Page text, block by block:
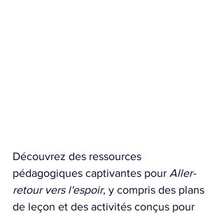
Découvrez des ressources
pédagogiques captivantes pour Aller-
retour vers l'espoir, y compris des plans
de leçon et des activités conçus pour